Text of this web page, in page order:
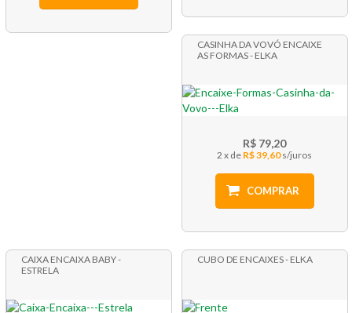
CASINHA DA VOVÓ ENCAIXE
AS FORMAS - ELKA
R$ 79,20
2 x R$ 39,60
COMPRAR
CAIXA ENCAIXA BABY -
ESTRELA
CUBO DE ENCAIXES - ELKA